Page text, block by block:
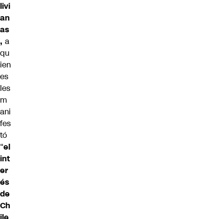
livi
an
as
, a
qu
ien
es
les
m
ani
fes
tó
“el
int
er
és
de
Ch